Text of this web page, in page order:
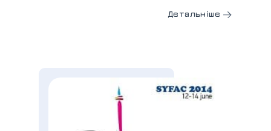
Детальніше